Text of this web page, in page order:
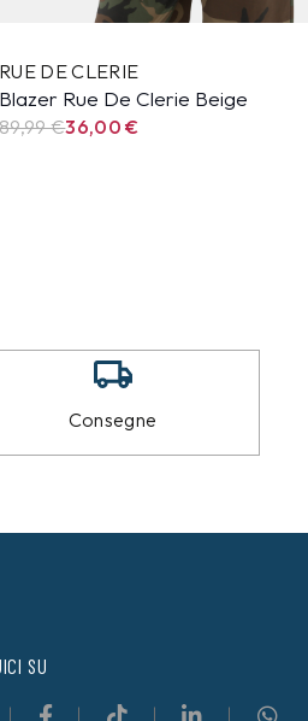
RUE DE CLERIE
Blazer Rue De Clerie Beige
89,99€36,00€
Consegne
SU